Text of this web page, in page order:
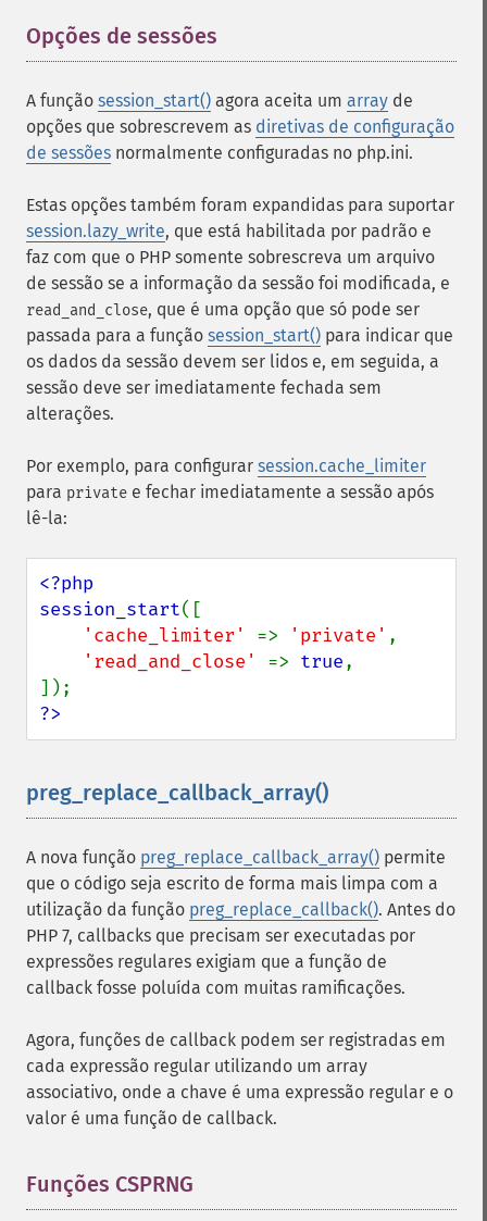
Opções de sessões
A função session_start() agora aceita um array de
opções que sobrescrevem as diretivas de configuração
de sessões normalmente configuradas no php.ini.
Estas opções também foram expandidas para suportar
session.lazy_write, que está habilitada por padrão e
faz com que o PHP somente sobrescreva um arquivo
de sessão se a informação da sessão foi modificada, e
read_and_close, que é uma opção que só pode ser
passada para a função session_start() para indicar que
os dados da sessão devem ser lidos e, em seguida, a
sessão deve ser imediatamente fechada sem
alterações.
Por exemplo, para configurar session.cache_limiter
para private e fechar imediatamente a sessão após
lê-la:
<?php
session_start([
'cache_limiter' => 'private' ,
'read_and_close' => true,
?>
preg_replace_callback_array()
A nova função preg_replace_callback_array() permite
que o código seja escrito de forma mais limpa com a
utilização da função preg_replace_callback(). Antes do
PHP 7, callbacks que precisam ser executadas por
expressões regulares exigiam que a função de
callback fosse poluída com muitas ramificações.
Agora, funções de callback podem ser registradas em
cada expressão regular utilizando um array
associativo, onde a chave é uma expressão regular e o
valor é uma função de callback.
Funções CSPRNG